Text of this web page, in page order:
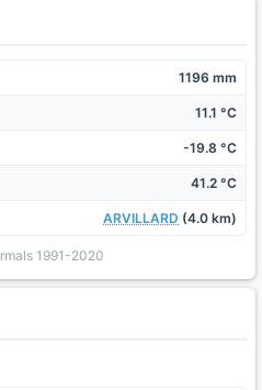
1196 mm
11.1 °C
-19.8 °C
41.2 °C
ARVILLARD (4.0 km)
1991-2020